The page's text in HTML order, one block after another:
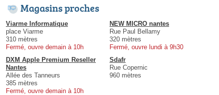
Magasins proches
Viarme Informatique
place Viarme
310 mètres
Fermé, ouvre demain à 10h
NEW MICRO nantes
Rue Paul Bellamy
320 mètres
Fermé, ouvre lundi à 9h30
DXM Apple Premium Reseller
Nantes
Allée des Tanneurs
385 mètres
Fermé, ouvre demain à 10h
Sdafr
Rue Copernic
960 mètres